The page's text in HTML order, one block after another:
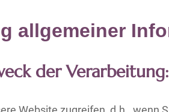
allgemeiner
der Verarbeitung: